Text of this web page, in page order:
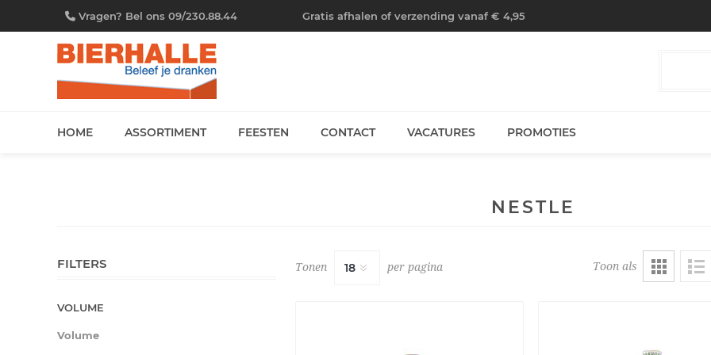
Vragen? Bel ons 09/230.88.44 Gratis afhalen of verzending vanaf € 4,95
HOME ASSORTIMENT FEESTEN CONTACT VACATURES PROMOTIES
NESTLE
Toon als
Tonen per pagina
FILTERS
VOLUME
Volume